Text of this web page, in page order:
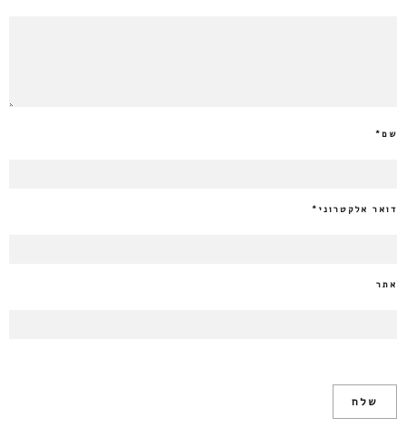
שם*
דואר אלקטרוני *
אתר